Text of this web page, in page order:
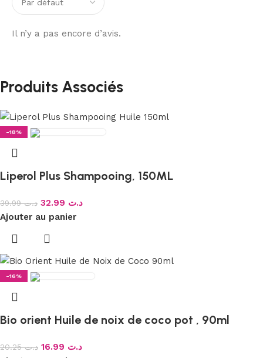
Il n’y a pas encore d’avis.
Produits Associés
-18%
Liperol Plus Shampooing, 150ML
د.ت39.99 د.ت
Ajouter au panier
-16%
Bio orient Huile de noix de coco pot , 90ml
د.ت20.25 د.ت